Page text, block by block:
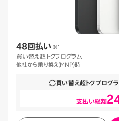
48回払い ※1
買い替え超トクプログラム
他社から乗り換え(MNP)時
買い替え超トクプログラ
支払い総額